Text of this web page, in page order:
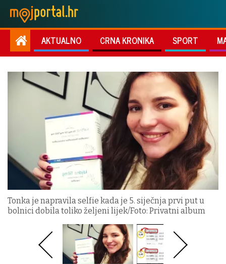
AKTUALNO CRNA KRONIKA SPORT
Tonka je napravila selfie kada je 5. siječnja prvi put u
bolnici dobila toliko željeni lijek/Foto: Privatni album